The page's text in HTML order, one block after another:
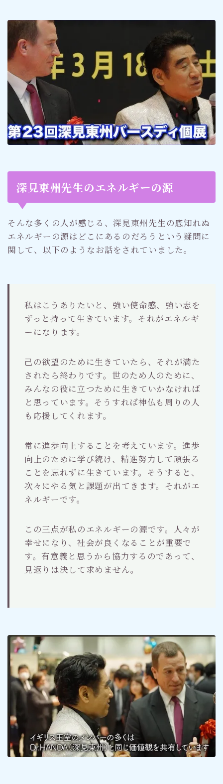
深見東州先生のエネルギーの源
そんな多くの人が感じる、深見東州先生の底知れぬ
エネルギーの源はどこにあるのだろうという疑問に
関して、以下のようなお話をされていました。
私はこうありたいと、強い使命感、強い志を
ずっと持って生きています。それがエネルギ
ーになります。
己の欲望のために生きていたら、それが満た
されたら終わりです。世のため人のために、
みんなの役に立つために生きていかなければ
と思っています。そうすれば神仏も周りの人
も応援してくれます。
常に進歩向上することを考えています。進歩
向上のために学び続け、精進努力して頑張る
ことを忘れずに生きています。そうすると、
次々にやる気と課題が出てきます。それがエ
ネルギーです。
この三点が私のエネルギーの源です。人々が
幸せになり、社会が良くなることが重要で
す。有意義と思うから協力するのであって、
見返りは決して求めません。